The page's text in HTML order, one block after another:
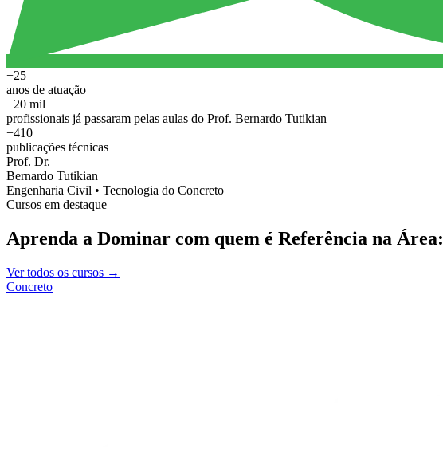
+25
anos de atuação
+20 mil
profissionais já passaram pelas aulas do Prof. Bernardo Tutikian
+410
publicações técnicas
Prof. Dr.
Bernardo Tutikian
Engenharia Civil • Tecnologia do Concreto
Cursos em destaque
Aprenda a Dominar com quem é Referência na Área:
Ver todos os cursos →
Concreto